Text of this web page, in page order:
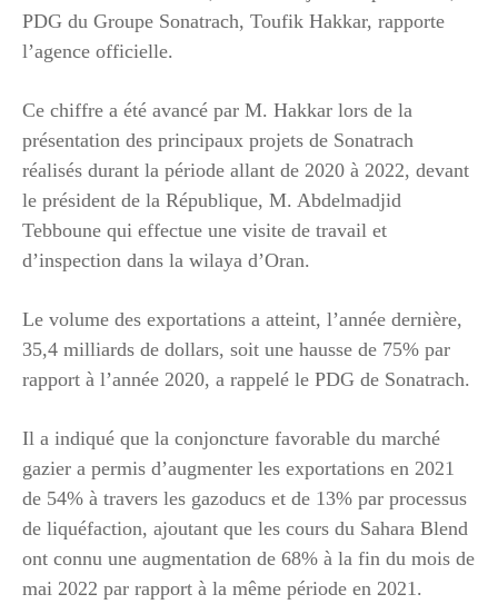
PDG du Groupe Sonatrach, Toufik Hakkar, rapporte
l’agence officielle.
Ce chiffre a été avancé par M. Hakkar lors de la
présentation des principaux projets de Sonatrach
réalisés durant la période allant de 2020 à 2022, devant
le président de la République, M. Abdelmadjid
Tebboune qui effectue une visite de travail et
d’inspection dans la wilaya d’Oran.
Le volume des exportations a atteint, l’année dernière,
35,4 milliards de dollars, soit une hausse de 75% par
rapport à l’année 2020, a rappelé le PDG de Sonatrach.
Il a indiqué que la conjoncture favorable du marché
gazier a permis d’augmenter les exportations en 2021
de 54% à travers les gazoducs et de 13% par processus
de liquéfaction, ajoutant que les cours du Sahara Blend
ont connu une augmentation de 68% à la fin du mois de
mai 2022 par rapport à la même période en 2021.